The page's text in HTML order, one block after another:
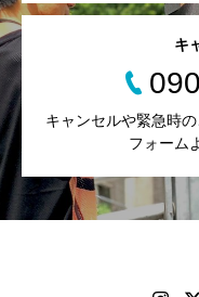
キ
キャンセルや緊急時
フォーム